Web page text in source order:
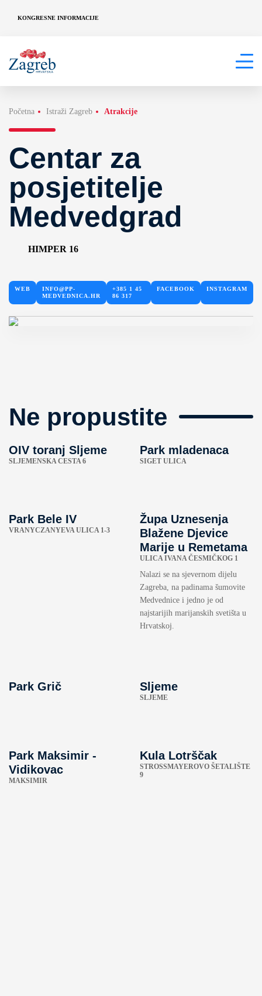
KONGRESNE INFORMACIJE
Početna Istraži Zagreb Atrakcije
Centar za
posjetitelje
Medvedgrad
HIMPER 16
WEB
INFO@PP-
MEDVEDNICA.HR
+385 1 45
86 317
FACEBOOK INSTAGRAM
Ne propustite
OIV toranj Sljeme
SLJEMENSKA CESTA 6
Park mladenaca
SIGET ULICA
Park Bele IV
VRANYCZANYEVA ULICA 1-3
Župa Uznesenja
Blažene Djevice
Marije u Remetama
ULICA IVANA ČESMIČKOG 1
Nalazi se na sjevernom dijelu
Zagreba, na padinama šumovite
Medvednice i jedno je od
najstarijih marijanskih svetišta u
Hrvatskoj.
Park Grič Sljeme
SLJEME
Park Maksimir -
Vidikovac
MAKSIMIR
Kula Lotrščak
STROSSMAYEROVO ŠETALIŠTE
9